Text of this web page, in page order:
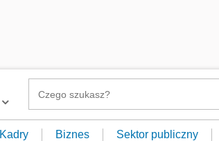
Kadry Biznes Sektor publiczny